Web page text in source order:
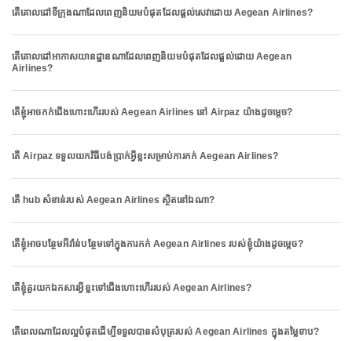
តើគោលដៅទីក្រុងណាដែលពេញនិយមបំផុតដែលផ្តល់សេវាដោយ Aegean Airlines?
តើគោលដៅអាកាសយានដ្ឋានណាដែលពេញនិយមបំផុតដែលផ្តល់ដោយ Aegean
Airlines?
តើខ្ញុំអាចកក់ជើងហោះហើររបស់ Aegean Airlines នៅ Airpaz យ៉ាងដូចម្តេច?
តើ Airpaz ទទួលយកវិធីបង់ប្រាក់អ្វីខ្លះសម្រាប់ការកក់ Aegean Airlines?
តើ hub សំខាន់របស់ Aegean Airlines ស្ថិតនៅឯណា?
តើខ្ញុំអាចបន្ថែមអីវ៉ាន់បន្ថែមទៅក្នុងការកក់ Aegean Airlines របស់ខ្ញុំយ៉ាងដូចម្តេច?
តើខ្ញុំគួរយកឯកសារអ្វីខ្លះទៅជើងហោះហើររបស់ Aegean Airlines?
តើពេលណាដែលល្អបំផុតដើម្បីទទួលបានសំបុត្ររបស់ Aegean Airlines ក្នុងតម្លៃទាប?